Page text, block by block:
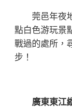
莞邑年夜地
點白色游玩景
戰過的處所，
步！
廣東東江